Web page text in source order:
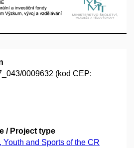
0009632 (kod CEP:
/ Project type
Youth and Sports of the CR